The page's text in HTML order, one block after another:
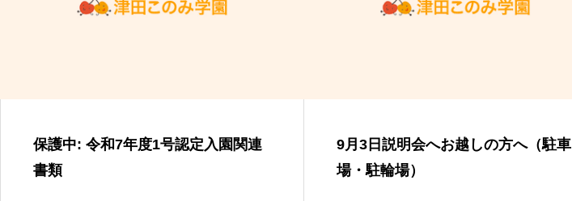
保護中: 令和7年度1号認定入園関連
書類
9月3日説明会へお越しの方へ（駐車
場・駐輪場）